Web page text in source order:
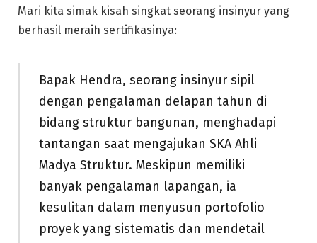
Mari kita simak kisah singkat seorang insinyur yang
berhasil meraih sertifikasinya:
Bapak Hendra, seorang insinyur sipil
dengan pengalaman delapan tahun di
bidang struktur bangunan, menghadapi
tantangan saat mengajukan SKA Ahli
Madya Struktur. Meskipun memiliki
banyak pengalaman lapangan, ia
kesulitan dalam menyusun portofolio
proyek yang sistematis dan mendetail